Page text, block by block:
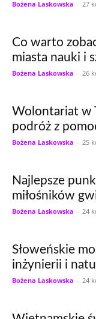
Bożena Laskowska - 27
Co warto
miasta nauki i
Bożena Laskowska - 26
Wolontariat w
podróż z
Bożena Laskowska - 25
Najlepsze
miłośników
Bożena Laskowska - 24
Słoweńskie
inżynierii i
Bożena Laskowska - 24